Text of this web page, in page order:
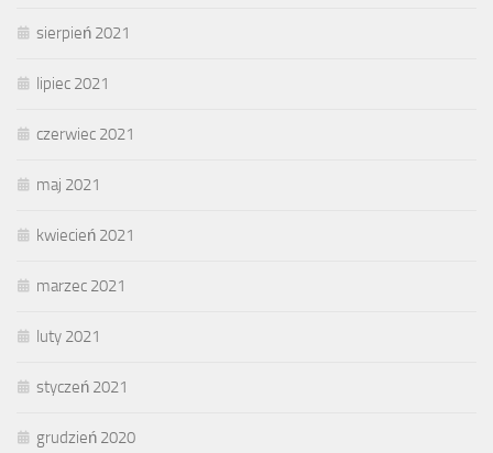
sierpień 2021
lipiec 2021
czerwiec 2021
maj 2021
kwiecień 2021
marzec 2021
luty 2021
styczeń 2021
grudzień 2020